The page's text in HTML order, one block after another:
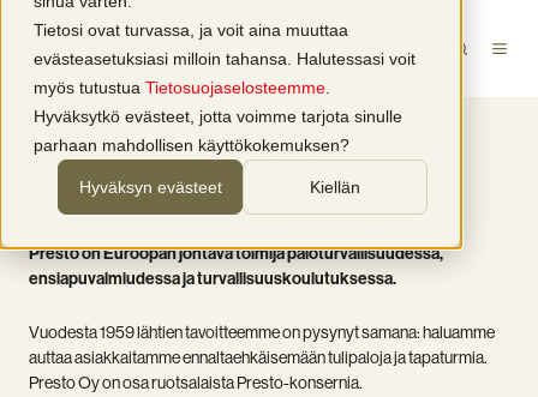
Tietosi ovat turvassa, ja voit aina muuttaa
evästeasetuksiasi milloin tahansa. Halutessasi voit
myös tutustua Tietosuojaselosteemme
Hyväksytkö evästeet, jotta voimme tarjota sinulle
parhaan mahdollisen käyttökokemuksen?
Hyväksyn evästeet Kiellän
Uutisia ja tiedotteita
medialle
Presto on Euroopan johtava toimija paloturvallisuudessa,
ensiapuvalmiudessa ja turvallisuuskoulutuksessa.
Vuodesta 1959 lähtien tavoitteemme on pysynyt samana: haluamme
auttaa asiakkaitamme ennaltaehkäisemään tulipaloja ja tapaturmia.
Presto Oy on osa ruotsalaista Presto-konsernia.